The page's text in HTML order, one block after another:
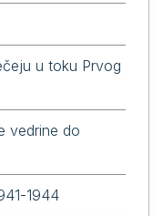
u toku Prvog
vedrine do
1944